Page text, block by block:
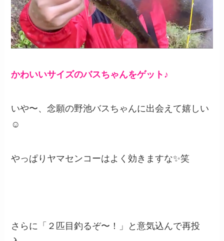
かわいいサイズのバスちゃんをゲット♪
いや〜、念願の野池バスちゃんに出会えて嬉しい
☺️
やっぱりヤマセンコーはよく効きますな✨笑
さらに「２匹目釣るぞ〜！」と意気込んで再投